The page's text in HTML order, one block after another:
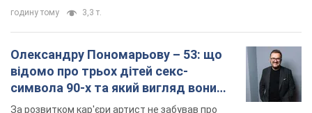
годину тому 3,3 т.
Олександру Пономарьову – 53: що
відомо про трьох дітей секс-
символа 90-х та який вигляд вони
мають
За розвитком кар'єри артист не забував про